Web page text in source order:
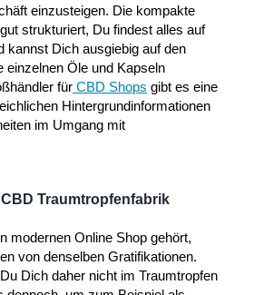
einzusteigen. Die kompakte
strukturiert, Du findest alles auf
kannst Dich ausgiebig auf den
einzelnen Öle und Kapseln
für CBD Shops gibt es eine
Hintergrundinformationen
im Umgang mit
Traumtropfenfabrik
modernen Online Shop gehört,
von denselben Gratifikationen.
Dich daher nicht im Traumtropfen